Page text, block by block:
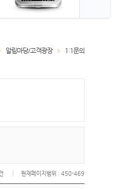
알림마당/고객광장 1:1문의
현재페이지범위 : 450-469